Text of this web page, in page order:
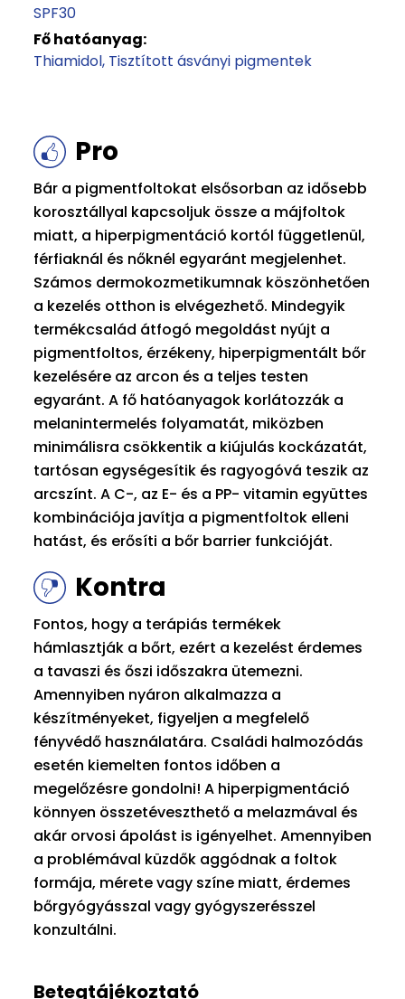
SPF30
Fő hatóanyag:
Thiamidol Tisztított ásványi pigmentek
Pro
Bár a pigmentfoltokat elsősorban az idősebb
korosztállyal kapcsoljuk össze a májfoltok
miatt, a hiperpigmentáció kortól függetlenül,
férfiaknál és nőknél egyaránt megjelenhet.
Számos dermokozmetikumnak köszönhetően
a kezelés otthon is elvégezhető. Mindegyik
termékcsalád átfogó megoldást nyújt a
pigmentfoltos, érzékeny, hiperpigmentált bőr
kezelésére az arcon és a teljes testen
egyaránt. A fő hatóanyagok korlátozzák a
melanintermelés folyamatát, miközben
minimálisra csökkentik a kiújulás kockázatát,
tartósan egységesítik és ragyogóvá teszik az
arcszínt. A C-, az E- és a PP- vitamin együttes
kombinációja javítja a pigmentfoltok elleni
hatást, és erősíti a bőr barrier funkcióját.
Kontra
Fontos, hogy a terápiás termékek
hámlasztják a bőrt, ezért a kezelést érdemes
a tavaszi és őszi időszakra ütemezni.
Amennyiben nyáron alkalmazza a
készítményeket, figyeljen a megfelelő
fényvédő használatára. Családi halmozódás
esetén kiemelten fontos időben a
megelőzésre gondolni! A hiperpigmentáció
könnyen összetéveszthető a melazmával és
akár orvosi ápolást is igényelhet. Amennyiben
a problémával küzdők aggódnak a foltok
formája, mérete vagy színe miatt, érdemes
bőrgyógyásszal vagy gyógyszerésszel
konzultálni.
Betegtájékoztató